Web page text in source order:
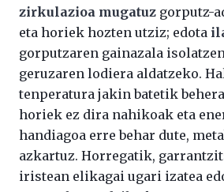
zirkulazioa mugatuz gorputz-
eta horiek hozten utziz; edota
gorputzaren gainazala
geruzaren lodiera aldatzeko.
tenperatura jakin batetik
horiek ez dira nahikoak eta
handiagoa erre behar dute,
azkartuz. Horregatik,
iristean elikagai ugari izatea